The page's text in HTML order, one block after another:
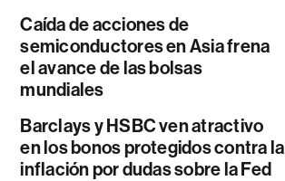
Caída de acciones de
semiconductores en Asia frena
el avance de las bolsas
mundiales
Barclays y HSBC ven atractivo
en los bonos protegidos contra la
inflación por dudas sobre la Fed